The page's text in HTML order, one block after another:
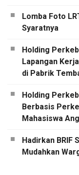
Lomba Foto
Syaratnya
Holding
Lapangan
di Pabrik
Holding
Berbasis
Mahasiswa
Hadirkan BRIF
Mudahkan